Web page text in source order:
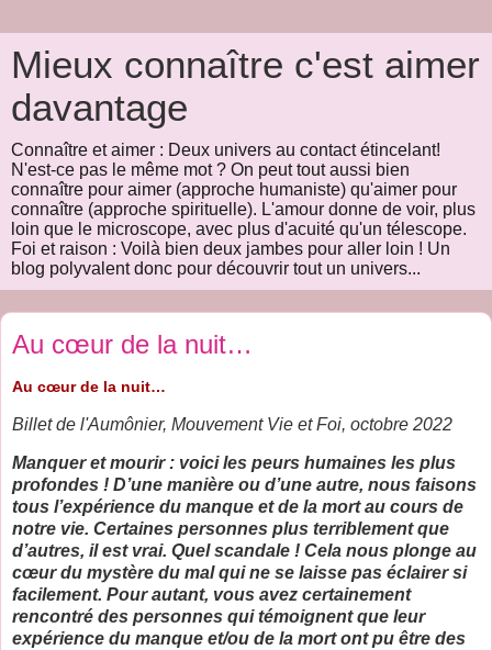
Mieux connaître c'est aimer
davantage
Connaître et aimer : Deux univers au contact étincelant!
N'est-ce pas le même mot ? On peut tout aussi bien
connaître pour aimer (approche humaniste) qu'aimer pour
connaître (approche spirituelle). L'amour donne de voir, plus
loin que le microscope, avec plus d'acuité qu'un télescope.
Foi et raison : Voilà bien deux jambes pour aller loin ! Un
blog polyvalent donc pour découvrir tout un univers...
Au cœur de la nuit…
Au cœur de la nuit…
Billet de l'Aumônier, Mouvement Vie et Foi, octobre 2022
Manquer et mourir : voici les peurs humaines les plus
profondes ! D’une manière ou d’une autre, nous faisons
tous l’expérience du manque et de la mort au cours de
notre vie. Certaines personnes plus terriblement que
d’autres, il est vrai. Quel scandale ! Cela nous plonge au
cœur du mystère du mal qui ne se laisse pas éclairer si
facilement. Pour autant, vous avez certainement
rencontré des personnes qui témoignent que leur
expérience du manque et/ou de la mort ont pu être des